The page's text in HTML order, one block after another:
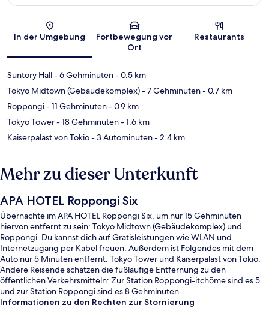
Karte
In der Umgebung
Fortbewegung vor
Ort
Restaurants
Suntory Hall- 6 Gehminuten- 0.5 km
Tokyo Midtown (Gebäudekomplex)- 7 Gehminuten- 0.7 km
Roppongi- 11 Gehminuten- 0.9 km
Tokyo Tower- 18 Gehminuten- 1.6 km
Kaiserpalast von Tokio- 3 Autominuten- 2.4 km
Mehr zu dieser Unterkunft
APA HOTEL Roppongi Six
Übernachte im APA HOTEL Roppongi Six, um nur 15 Gehminuten
hiervon entfernt zu sein: Tokyo Midtown (Gebäudekomplex) und
Roppongi. Du kannst dich auf Gratisleistungen wie WLAN und
Internetzugang per Kabel freuen. Außerdem ist Folgendes mit dem
Auto nur 5 Minuten entfernt: Tokyo Tower und Kaiserpalast von Tokio.
Andere Reisende schätzen die fußläufige Entfernung zu den
öffentlichen Verkehrsmitteln: Zur Station Roppongi-itchōme sind es 5
und zur Station Roppongi sind es 8 Gehminuten.
Informationen zu den Rechten zur Stornierung